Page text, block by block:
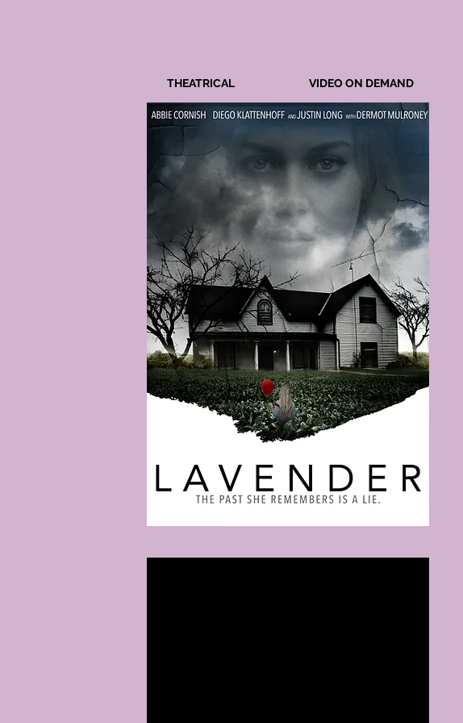
THEATRICAL VIDEO ON DEMAND